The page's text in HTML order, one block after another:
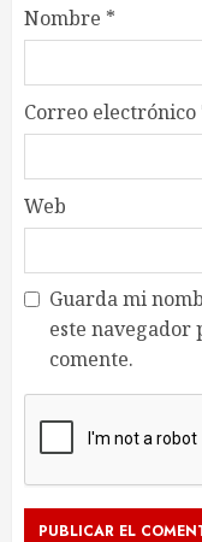
Nombre *
Correo electrónico
Web
Guarda mi
este navegador
comente.